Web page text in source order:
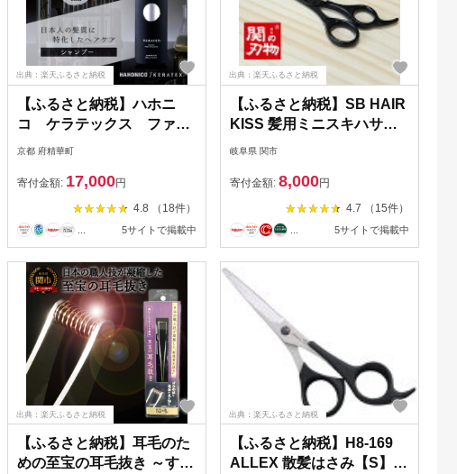
出典：楽天ふるさと納税
【ふるさと納税】ハホニ
コ ケラテックス ファイ
バーシャンプー 300mL|美
ロンユース おすすめ 人気
ヘアケア 美容室 専売品 ハ
リ コシ ケラチン ダメージ
色抑制 保湿 おすすめ 送料
無料【1208596】
京都 府精華町
寄付金額: 17,000円
4.8 （18件）
5サイトで掲載中
出典：楽天ふるさと納税
【ふるさと納税】SB HAIR
KISS 髪用ミニスキハサミ
(HC102)H8-114
岐阜県 関市
寄付金額: 8,000円
4.7 （15件）
5サイトで掲載中
出典：楽天ふるさと納税
【ふるさと納税】耳毛のた
めの至宝の耳毛抜き ～すべ
出典：楽天ふるさと納税
【ふるさと納税】H8-169
ALLEX 散髪はさみ【S】カ